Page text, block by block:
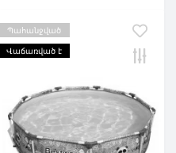
Պահանջված
Վաճառված է